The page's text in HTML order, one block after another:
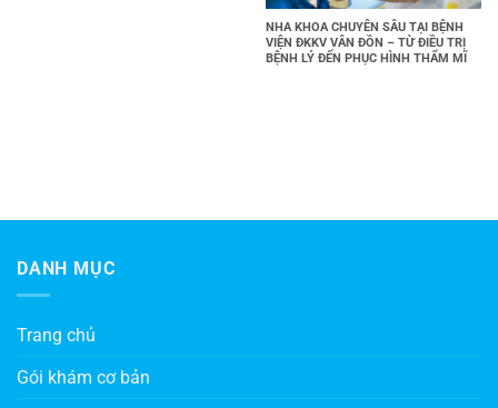
NHA KHOA CHUYÊN SÂU TẠI BỆNH
VIỆN ĐKKV VÂN ĐỒN – TỪ ĐIỀU TRỊ
BỆNH LÝ ĐẾN PHỤC HÌNH THẨM MĨ
DANH MỤC
Trang chủ
Gói khám cơ bản